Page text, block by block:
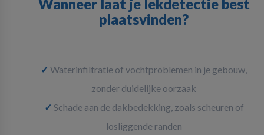
Wanneer laat je lekdetectie best
plaatsvinden?
✓ Waterinfiltratie of vochtproblemen in je gebouw,
zonder duidelijke oorzaak
✓ Schade aan de dakbedekking, zoals scheuren of
losliggende randen